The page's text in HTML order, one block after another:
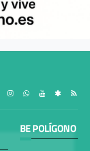
BE POLÍGONO